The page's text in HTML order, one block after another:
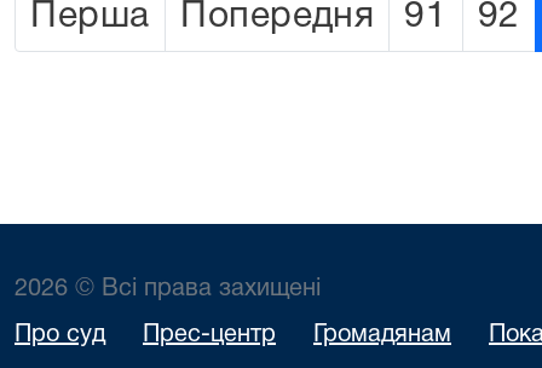
Перша Попередня 91 92
2026 © Всі права захищені
Про суд Прес-центр Громадянам